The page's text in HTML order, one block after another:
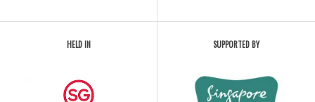
HELD IN SUPPORTED BY